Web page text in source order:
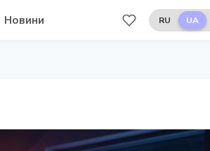
Новини RU UA